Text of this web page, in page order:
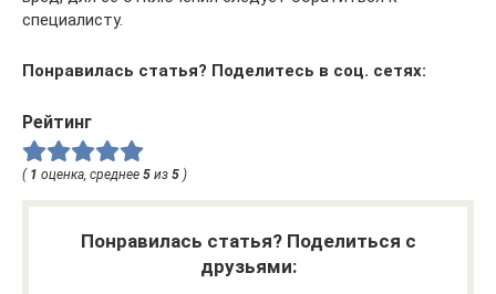
специалисту.
Понравилась статья? Поделитесь в соц. сетях:
Рейтинг
( 1 оценка, среднее 5 из 5 )
Понравилась статья? Поделиться с
друзьями: